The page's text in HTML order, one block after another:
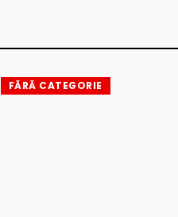
FĂRĂ CATEGORIE